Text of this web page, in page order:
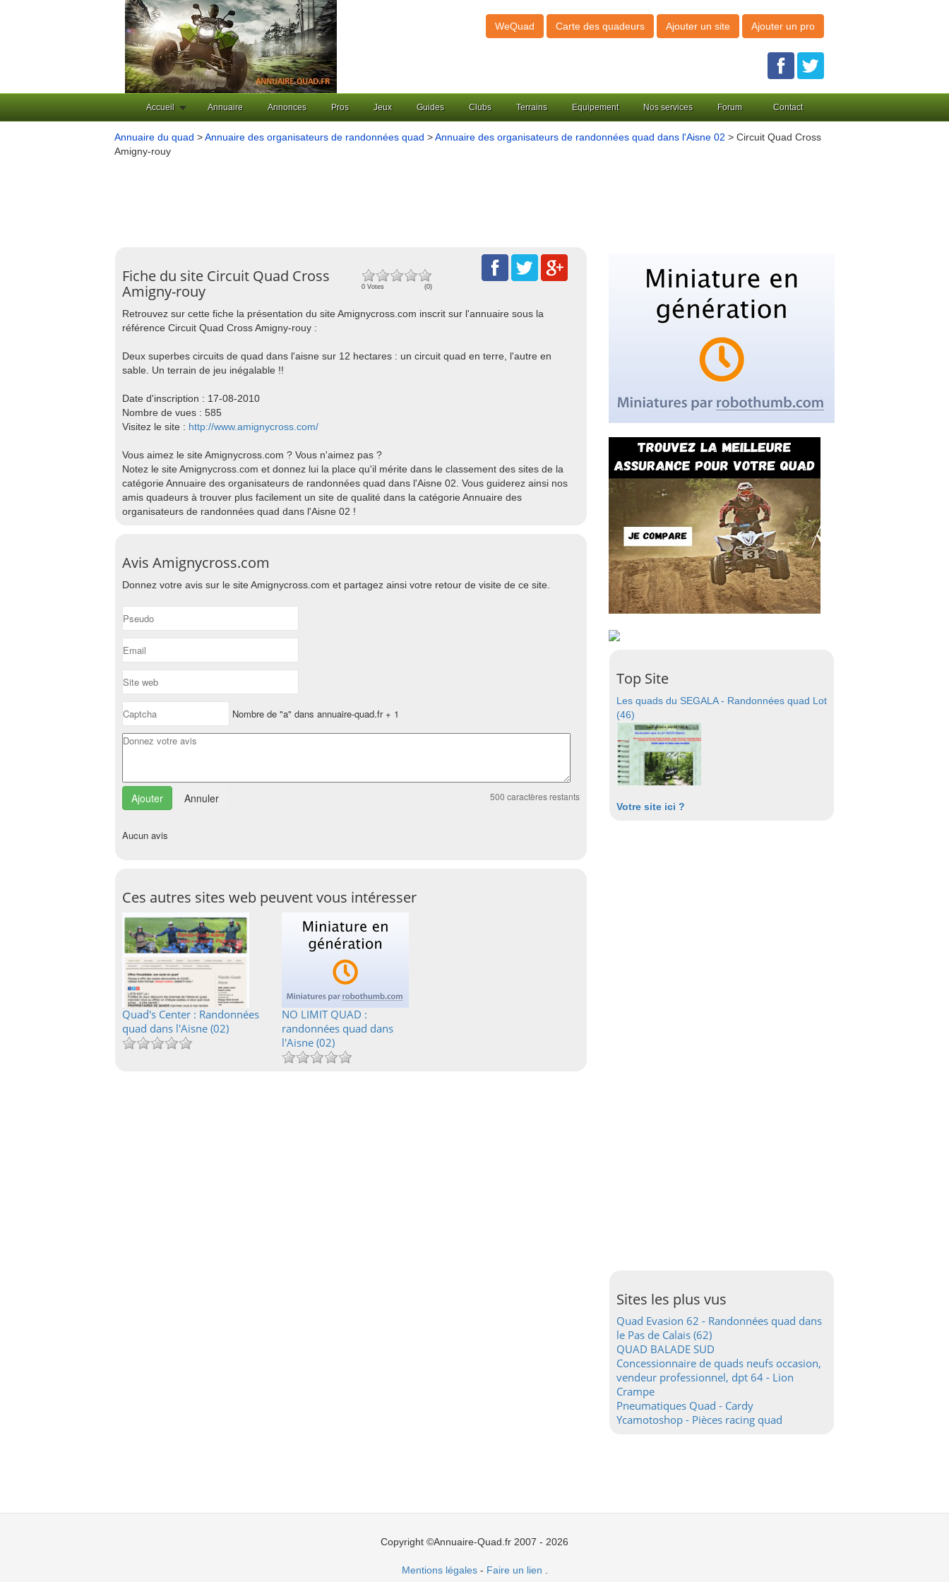
WeQuad Carte des quadeurs Ajouter un site Ajouter un pro
Accueil Annuaire Annonces Pros Jeux Guides Clubs Terrains Equipement Nos services Forum Contact
Annuaire du quad >Annuaire des organisateurs de randonnées quad >Annuaire des organisateurs de randonnées quad dans l'Aisne 02 > Circuit Quad Cross
Amigny-rouy
Fiche du site Circuit Quad Cross
Amigny-rouy
0 Votes (0)
Retrouvez sur cette fiche la présentation du site Amignycross.com inscrit sur l'annuaire sous la
référence Circuit Quad Cross Amigny-rouy :
Deux superbes circuits de quad dans l'aisne sur 12 hectares : un circuit quad en terre, l'autre en
sable. Un terrain de jeu inégalable !!
Date d'inscription : 17-08-2010
Nombre de vues : 585
Visitez le site : http://www.amignycross.com/
Vous aimez le site Amignycross.com ? Vous n'aimez pas ?
Notez le site Amignycross.com et donnez lui la place qu'il mérite dans le classement des sites de la
catégorie Annuaire des organisateurs de randonnées quad dans l'Aisne 02. Vous guiderez ainsi nos
amis quadeurs à trouver plus facilement un site de qualité dans la catégorie Annuaire des
organisateurs de randonnées quad dans l'Aisne 02 !
Avis Amignycross.com
Donnez votre avis sur le site Amignycross.com et partagez ainsi votre retour de visite de ce site.
Nombre de "a" dans annuaire-quad.fr + 1
Annuler 500 caractères restants
Aucun avis
Ces autres sites web peuvent vous intéresser
Quad's Center : Randonnées
quad dans l'Aisne (02)
NO LIMIT QUAD :
randonnées quad dans
l'Aisne (02)
Top Site
Les quads du SEGALA - Randonnées quad Lot
(46)
Votre site ici ?
Sites les plus vus
Quad Evasion 62 - Randonnées quad dans
le Pas de Calais (62)
QUAD BALADE SUD
Concessionnaire de quads neufs occasion,
vendeur professionnel, dpt 64 - Lion
Crampe
Pneumatiques Quad - Cardy
Ycamotoshop - Pièces racing quad
Copyright ©Annuaire-Quad.fr 2007 - 2026
Mentions légales- Faire un lien